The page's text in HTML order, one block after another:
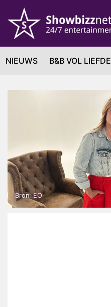
NIEUWS B&B VOL LIEFDE
Bron: EO